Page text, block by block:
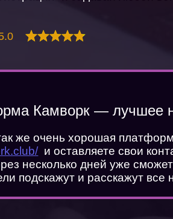
Камворк — лучшее
же очень хорошая
и оставляете свои
несколько дней уже
подскажут и расскажут все
или